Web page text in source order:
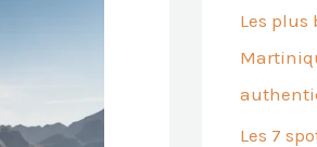
Les plus
Les 7